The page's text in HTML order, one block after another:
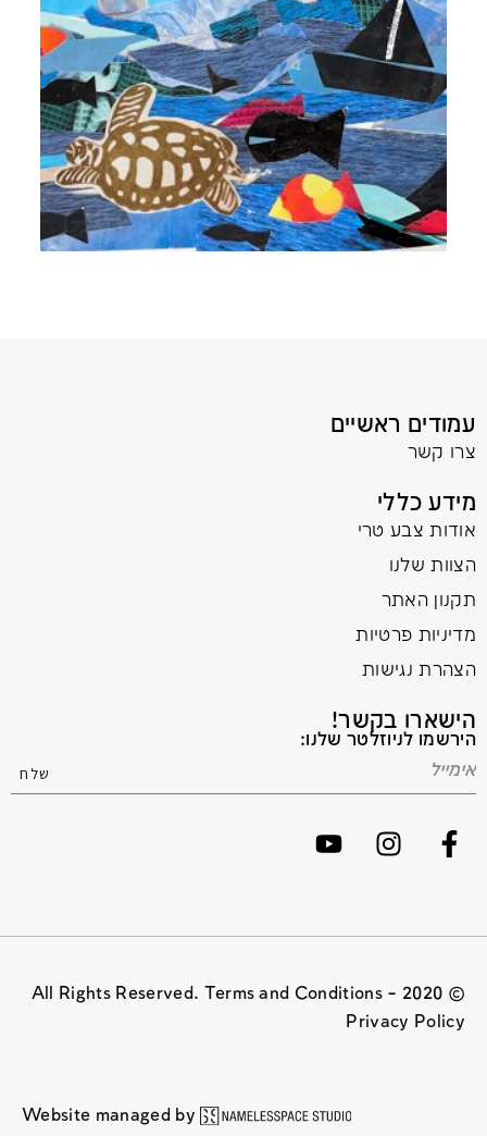
עמודים ראשיים
צרו קשר
מידע כללי
אודות צבע טרי
הצוות שלנו
תקנון האתר
מדיניות פרטיות
הצהרת נגישות
הישארו בקשר!
הירשמו לניוזלטר שלנו:
© 2020 All Rights Reserved. Terms and Conditions –
Privacy Policy
Website managed by